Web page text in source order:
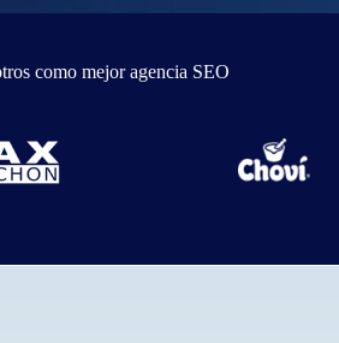
como mejor agencia SEO